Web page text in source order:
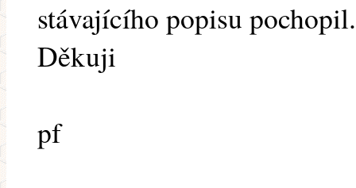
stávajícího popisu pochopil.
Děkuji
pf